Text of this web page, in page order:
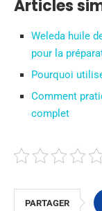
Articles
Weleda huile
pour la
Pourquoi
Comment
complet
PARTAGER